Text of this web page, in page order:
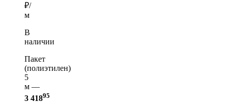
₽/
м
В
наличии
Пакет
(полиэтилен)
5
м —
3 41895